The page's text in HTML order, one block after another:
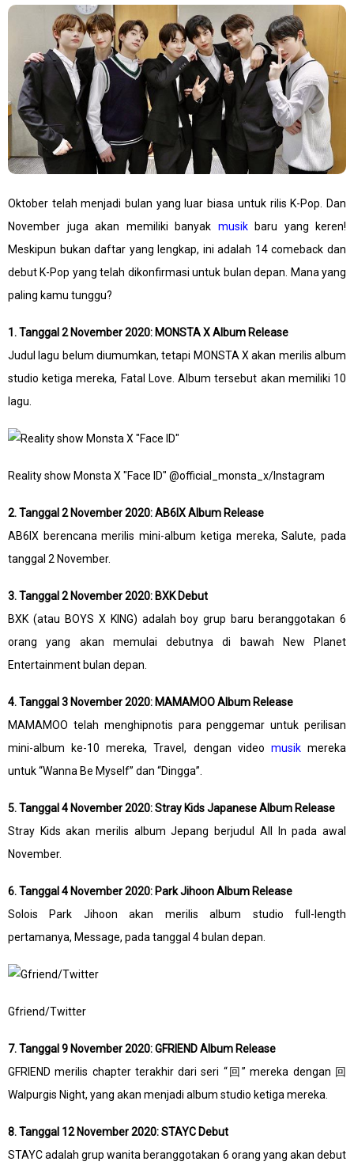
Oktober telah menjadi bulan yang luar biasa untuk rilis K-Pop. Dan
November juga akan memiliki banyak musikbaru yang keren!
Meskipun bukan daftar yang lengkap, ini adalah 14 comeback dan
debut K-Pop yang telah dikonfirmasi untuk bulan depan. Mana yang
paling kamu tunggu?
1. Tanggal 2 November 2020: MONSTA X Album Release
Judul lagu belum diumumkan, tetapi MONSTA X akan merilis album
studio ketiga mereka, Fatal Love. Album tersebut akan memiliki 10
lagu.
Reality show Monsta X "Face ID" @official_monsta_x/Instagram
2. Tanggal 2 November 2020: AB6IX Album Release
AB6IX berencana merilis mini-album ketiga mereka, Salute, pada
tanggal 2 November.
3. Tanggal 2 November 2020: BXK Debut
BXK (atau BOYS X KING) adalah boy grup baru beranggotakan 6
orang yang akan memulai debutnya di bawah New Planet
Entertainment bulan depan.
4. Tanggal 3 November 2020: MAMAMOO Album Release
MAMAMOO telah menghipnotis para penggemar untuk perilisan
mini-album ke-10 mereka, Travel, dengan video musikmereka
untuk “Wanna Be Myself” dan “Dingga”.
5. Tanggal 4 November 2020: Stray Kids Japanese Album Release
Stray Kids akan merilis album Jepang berjudul All In pada awal
November.
6. Tanggal 4 November 2020: Park Jihoon Album Release
Solois Park Jihoon akan merilis album studio full-length
pertamanya, Message, pada tanggal 4 bulan depan.
Gfriend/Twitter
7. Tanggal 9 November 2020: GFRIEND Album Release
GFRIEND merilis chapter terakhir dari seri “回” mereka dengan 回
Walpurgis Night, yang akan menjadi album studio ketiga mereka.
8. Tanggal 12 November 2020: STAYC Debut
STAYC adalah grup wanita beranggotakan 6 orang yang akan debut